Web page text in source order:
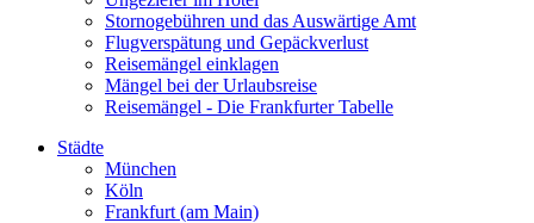
Stornogebühren und das Auswärtige Amt
Flugverspätung und Gepäckverlust
Reisemängel einklagen
Mängel bei der Urlaubsreise
Reisemängel - Die Frankfurter Tabelle
Städte
München
Köln
Frankfurt (am Main)